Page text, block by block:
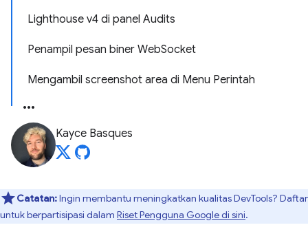
Lighthouse v4 di panel Audits
Penampil pesan biner WebSocket
Mengambil screenshot area di Menu Perintah
Kayce Basques
Catatan:Ingin membantu meningkatkan kualitas DevTools? Daftar
untuk berpartisipasi dalam Riset Pengguna Google di sini.